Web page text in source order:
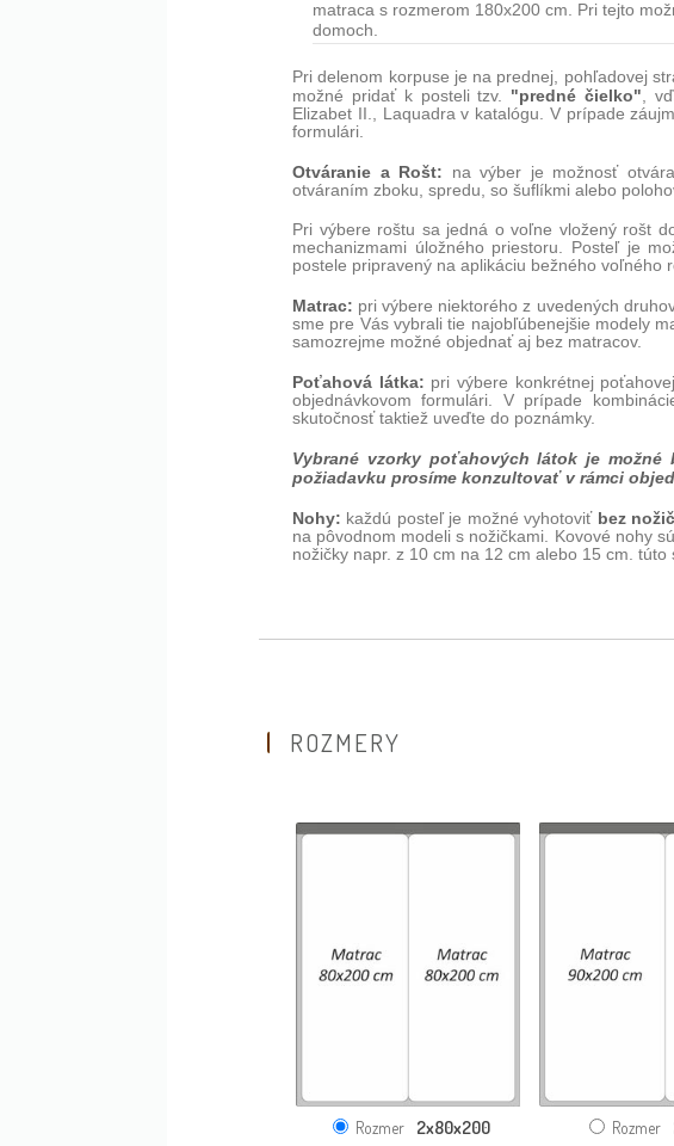
matraca s rozmerom 180x200 cm. Pri tejto
domoch.
Pri delenom korpuse je na prednej, pohľadovej
možné pridať k posteli tzv. "predné čielko",
Elizabet II., Laquadra v katalógu. V prípade
formulári.
Otváranie a Rošt: na výber je možnosť
otváraním zboku, spredu, so šuflíkmi alebo
Pri výbere roštu sa jedná o voľne vložený rošt
mechanizmami úložného priestoru. Posteľ je
postele pripravený na aplikáciu bežného voľného
Matrac: pri výbere niektorého z uvedených
sme pre Vás vybrali tie najobľúbenejšie modely
samozrejme možné objednať aj bez matracov.
Poťahová látka: pri výbere konkrétnej
objednávkovom formulári. V prípade
skutočnosť taktiež uveďte do poznámky.
Vybrané vzorky poťahových látok je
požiadavku prosíme konzultovať v rámci
Nohy: každú posteľ je možné vyhotoviť bez
na pôvodnom modeli s nožičkami. Kovové nohy
nožičky napr. z 10 cm na 12 cm alebo 15 cm.
ROZMERY
Rozmer 2x80x200 Rozmer